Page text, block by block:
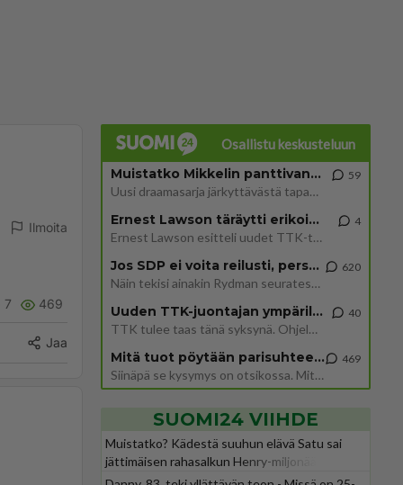
Ilmoita
7 469
Jaa
Osallistu keskusteluun
Muistatko Mikkelin panttivankidraaman?
Uusi draamasarja järkyttävästä tapauksesta on tulossa. Tositapahtumiin perustuva sarja ammentaa vuoden 1986 Mikkelin pan
59
Ernest Lawson täräytti erikoisen heiton TTK-lehdistötilaisuudessa: " Onko tässä tarkoituksena...?"
Ernest Lawson esitteli uudet TTK-tähtioppilaat ja opettajat torstaina 6.8. lehdistölle. Tulevalla kaudella on yksi hausk
4
Jos SDP ei voita reilusti, persut kumoavat demokratian Suomesta
Näin tekisi ainakin Rydman seuratessaan idolinsa Trumpin mallia https://www.is.fi/politiikka/art-2000012187244.html
620
Uuden TTK-juontajan ympärillä epätietoisuus sakenee - Nyt MTV hämmentää soppaa
TTK tulee taas tänä syksynä. Ohjelman uudet tähtioppilaat julkistetaan torstaina 6. elokuuta klo 14 alkavassa lehdistö
40
Mitä tuot pöytään parisuhteessa?
Siinäpä se kysymys on otsikossa. Mitäpä siis tuot/toisit pöytään parisuhteessa? Oletko mies vai nainen? Koetko sen mitä
469
SUOMI24 VIIHDE
Muistatko? Kädestä suuhun elävä Satu sai
jättimäisen rahasalkun Henry-miljonääriltä